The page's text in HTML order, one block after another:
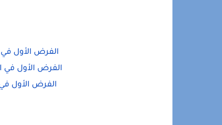
الفرض الأول في
الفرض الأول في
الفرض الأول